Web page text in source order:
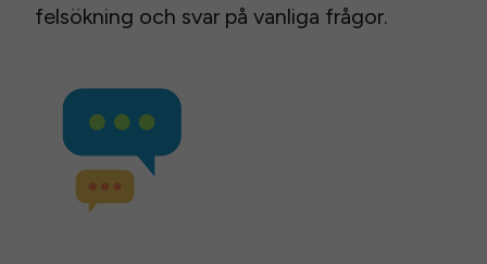
felsökning och svar på vanliga frågor.